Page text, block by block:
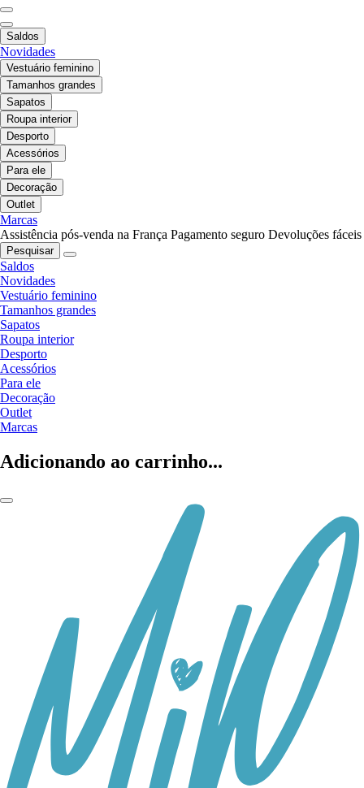
Saldos
Novidades
Vestuário feminino
Tamanhos grandes
Sapatos
Roupa interior
Desporto
Acessórios
Para ele
Decoração
Outlet
Marcas
Assistência pós-venda na França Pagamento seguro Devoluções fáceis
Pesquisar
Saldos
Novidades
Vestuário feminino
Tamanhos grandes
Sapatos
Roupa interior
Desporto
Acessórios
Para ele
Decoração
Outlet
Marcas
Adicionando ao carrinho...